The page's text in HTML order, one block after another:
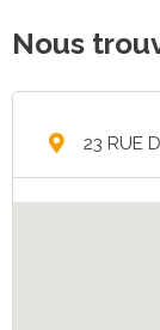
Nous
23 RUE